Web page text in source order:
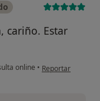
cariño. Estar
online • en opinión del
Reportar